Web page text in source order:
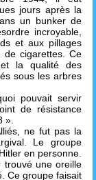
jours après la
un bunker de
incroyable,
et aux pillages
de cigarettes. Ce
et la qualité des
sous les arbres
pouvait servir
de résistance
».
ne fut pas la
Le groupe
en personne.
trouvé une oreille
Ce groupe faisait